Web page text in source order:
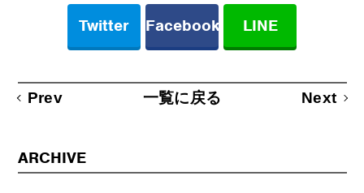
Twitter Facebook LINE
Prev 一覧に戻る Next
ARCHIVE